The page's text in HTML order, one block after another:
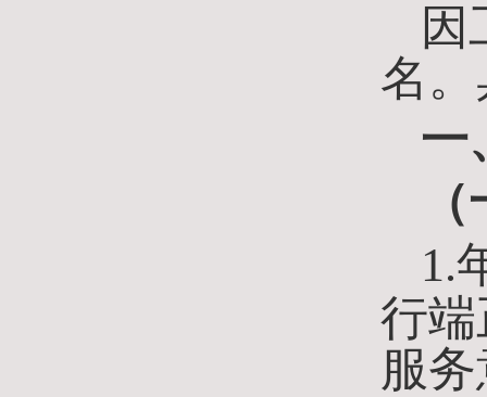
因
名
一
1.
行
服